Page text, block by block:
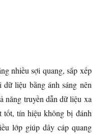
nhiều sợi quang, sắp xếp
liệu bằng ánh sáng nên
năng truyền dẫn dữ liệu xa
tốt, tín hiệu không bị đánh
lớp giúp dây cáp quang